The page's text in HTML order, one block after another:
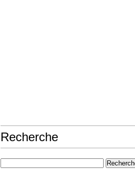
Recherche